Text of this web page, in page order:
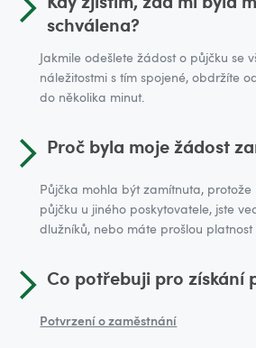
schválena?
Jakmile odešlete žádost o půjčku se
náležitostmi s tím spojené, obdržíte
do několika minut.
Proč byla moje žádost
Půjčka mohla být zamítnuta,
půjčku u jiného poskytovatele, jste
dlužníků, nebo máte prošlou platnost
Co potřebuji pro získání
Potvrzení o zaměstnání